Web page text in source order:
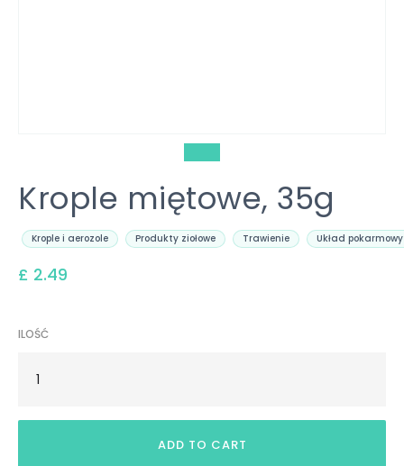
Krople miętowe, 35g
Krople i aerozole Produkty ziołowe Trawienie Układ pokarmowy
£ 2.49
ILOŚĆ